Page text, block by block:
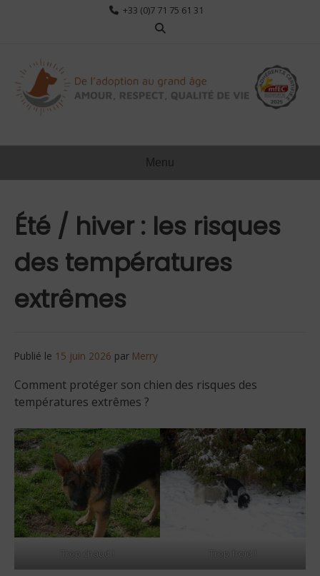
+33 (0)7 71 75 61 31
Menu
Été / hiver : les risques
des températures
extrêmes
Publié le 15 juin 2026 par Merry
Comment protéger son chien des risques des
températures extrêmes ?
Trop chaud ! Trop froid !